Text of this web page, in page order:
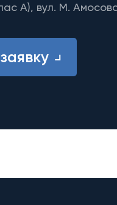
A), вул. М.